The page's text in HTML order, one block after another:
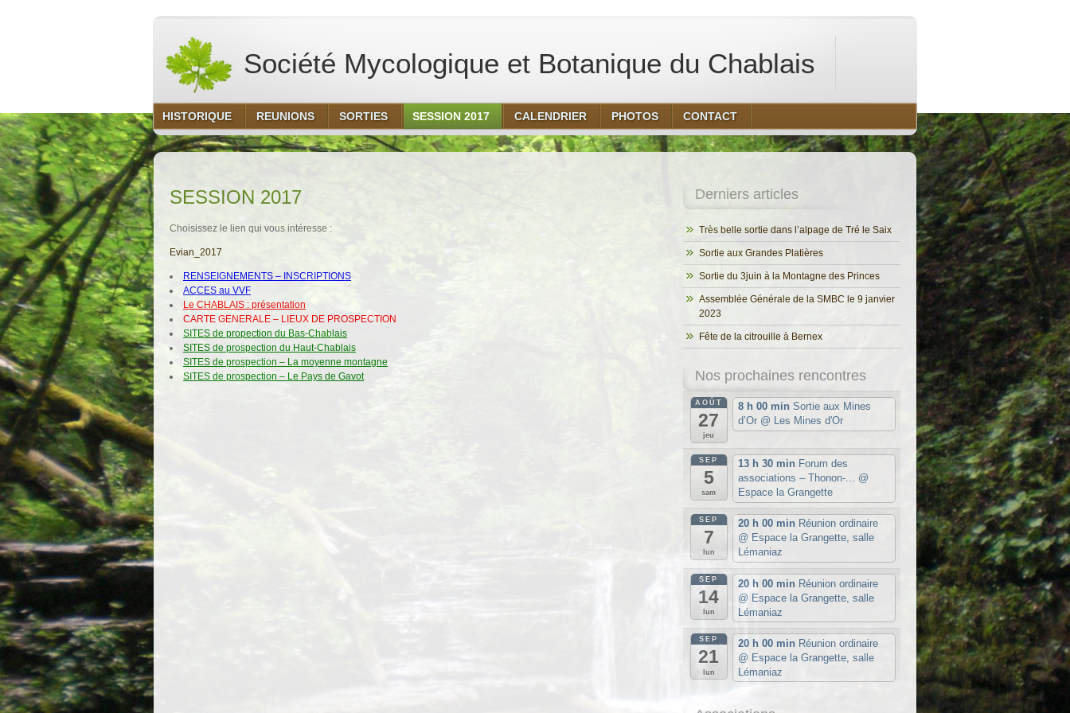
Société Mycologique et Botanique du Chablais
HISTORIQUE REUNIONS SORTIES SESSION 2017 CALENDRIER PHOTOS CONTACT
SESSION 2017
Choisissez le lien qui vous intéresse :
Evian_2017
RENSEIGNEMENTS – INSCRIPTIONS
ACCES au VVF
Le CHABLAIS : présentation
CARTE GENERALE – LIEUX DE PROSPECTION
SITES de propection du Bas-Chablais
SITES de prospection du Haut-Chablais
SITES de prospection – La moyenne montagne
SITES de prospection – Le Pays de Gavot
Derniers articles
Très belle sortie dans l’alpage de Tré le Saix
Sortie aux Grandes Platières
Sortie du 3juin à la Montagne des Princes
Assemblée Générale de la SMBC le 9 janvier
2023
Fête de la citrouille à Bernex
Nos prochaines rencontres
AOÛT
27
jeu
8 h 00 min Sortie aux Mines
d’Or @ Les Mines d'Or
SEP
5
sam
13 h 30 min Forum des
associations – Thonon-... @
Espace la Grangette
SEP
7
lun
20 h 00 min Réunion ordinaire
@ Espace la Grangette, salle
Lémaniaz
SEP
14
lun
20 h 00 min Réunion ordinaire
@ Espace la Grangette, salle
Lémaniaz
SEP
21
lun
20 h 00 min Réunion ordinaire
@ Espace la Grangette, salle
Lémaniaz